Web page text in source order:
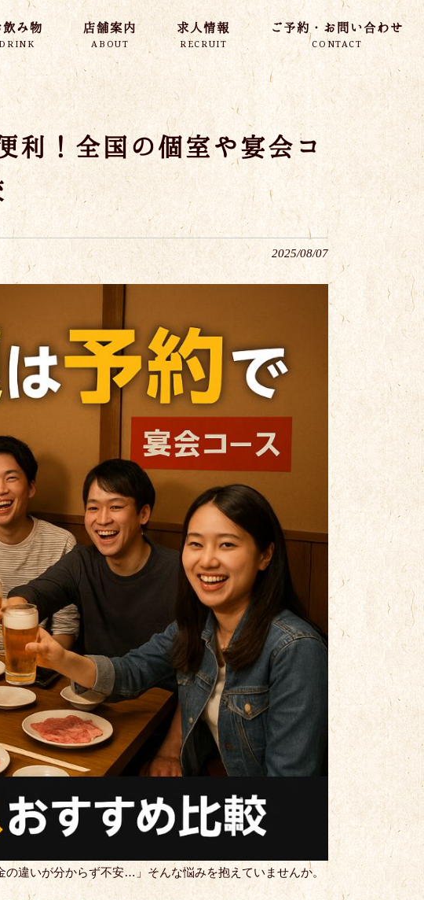
飲み物 店舗案内
ABOUT
求人情報
RECRUIT
ご予約・お問い合わせ
CONTACT
利！全国の個室や宴会コ
2025/08/07
違いが分からず不安…」そんな悩みを抱えていませんか。